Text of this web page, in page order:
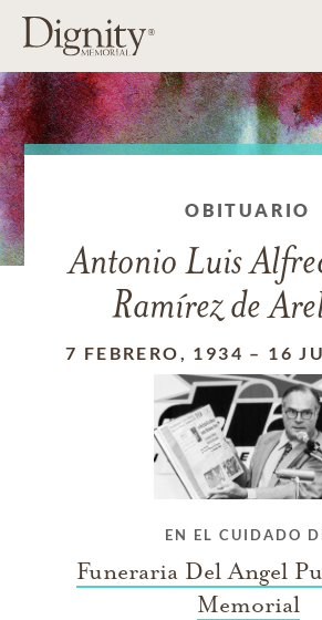
OBITUARIO
Antonio Luis
Ramírez de
7 FEBRERO, 1934 – 16
EN EL CUIDADO
Funeraria Del Angel
Memorial